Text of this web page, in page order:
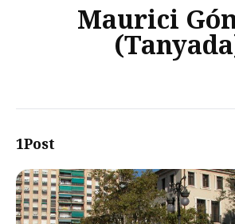
Maurici
1Post